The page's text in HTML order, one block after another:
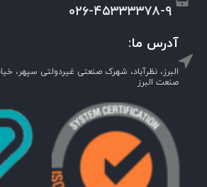
۰۲۶-۴۵۳۳۳۳۷۸-۹
آدرس ما:
البرز، نظرآباد، شهرک صنعتی غیردولتی سپهر،
صنعت البرز